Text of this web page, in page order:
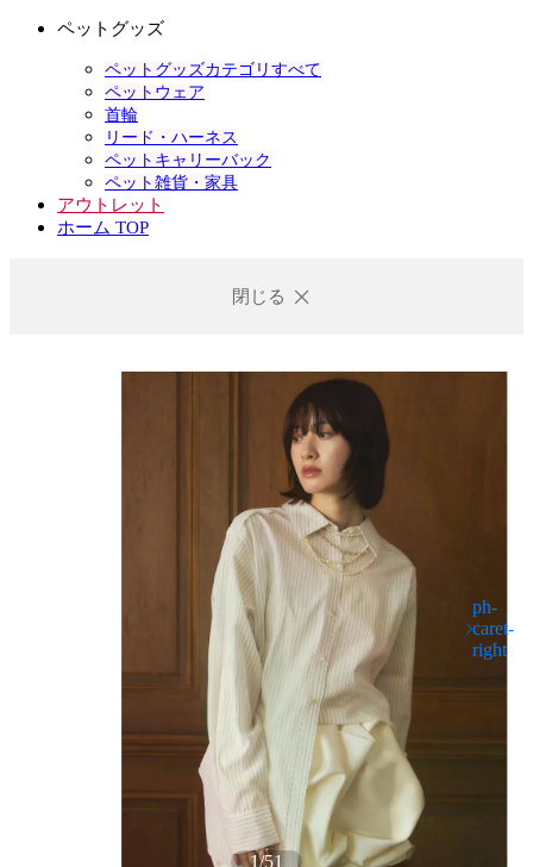
ペットグッズ
ペットグッズカテゴリすべて
ペットウェア
首輪
リード・ハーネス
ペットキャリーバック
ペット雑貨・家具
アウトレット
ホーム TOP
閉じる
1/51